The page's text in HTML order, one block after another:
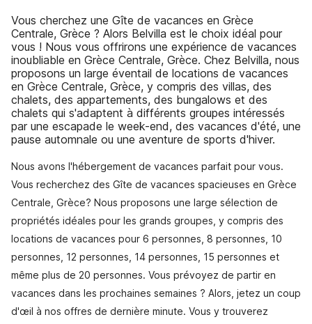
Vous cherchez une Gîte de vacances en Grèce
Centrale, Grèce ? Alors Belvilla est le choix idéal pour
vous ! Nous vous offrirons une expérience de vacances
inoubliable en Grèce Centrale, Grèce. Chez Belvilla, nous
proposons un large éventail de locations de vacances
en Grèce Centrale, Grèce, y compris des villas, des
chalets, des appartements, des bungalows et des
chalets qui s'adaptent à différents groupes intéressés
par une escapade le week-end, des vacances d'été, une
pause automnale ou une aventure de sports d'hiver.
Nous avons l'hébergement de vacances parfait pour vous.
Vous recherchez des Gîte de vacances spacieuses en Grèce
Centrale, Grèce? Nous proposons une large sélection de
propriétés idéales pour les grands groupes, y compris des
locations de vacances pour 6 personnes, 8 personnes, 10
personnes, 12 personnes, 14 personnes, 15 personnes et
même plus de 20 personnes. Vous prévoyez de partir en
vacances dans les prochaines semaines ? Alors, jetez un coup
d'œil à nos offres de dernière minute. Vous y trouverez